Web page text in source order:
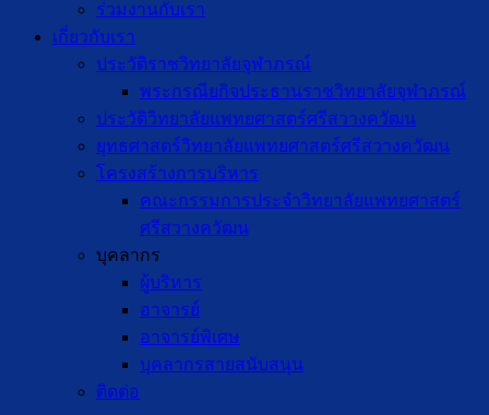
ร่วมงานกับเรา
เกี่ยวกับเรา
ประวัติราชวิทยาลัยจุฬาภรณ์
พระกรณียกิจประธานราชวิทยาลัยจุฬาภรณ์
ประวัติวิทยาลัยแพทยศาสตร์ศรีสวางควัฒน
ยุทธศาสตร์วิทยาลัยแพทยศาสตร์ศรีสวางควัฒน
โครงสร้างการบริหาร
คณะกรรมการประจำวิทยาลัยแพทยศาสตร์
ศรีสวางควัฒน
บุคลากร
ผู้บริหาร
อาจารย์
อาจารย์พิเศษ
บุคลากรสายสนับสนุน
ติดต่อ